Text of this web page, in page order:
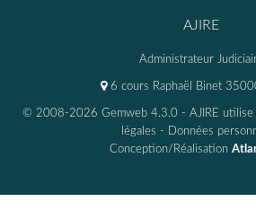
AJIRE
Administrateur
6 cours Raphaël Binet
© 2008-2026 Gemweb 4.3.0 - AJIRE utilise
légales - Données
Conception/Réalisation